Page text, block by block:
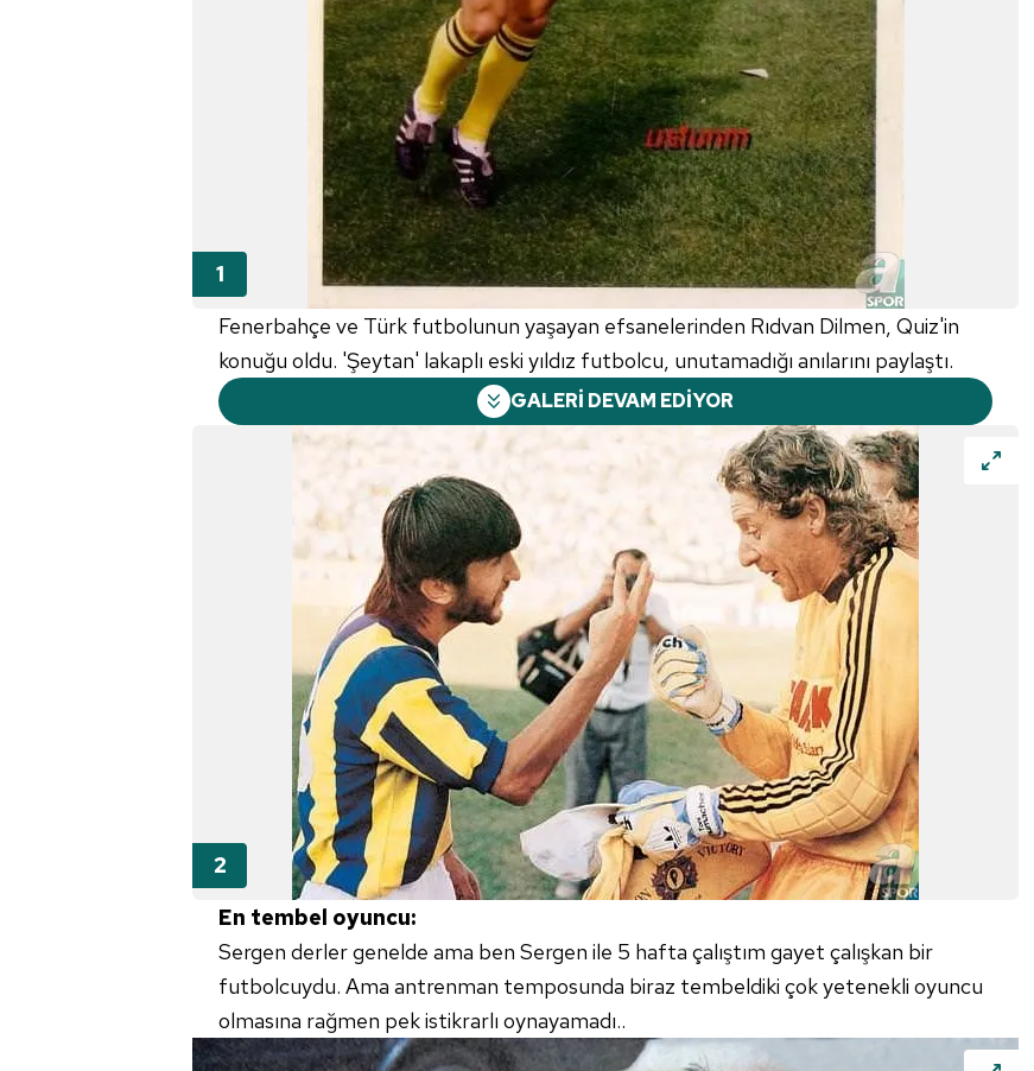
Fenerbahçe ve Türk futbolunun yaşayan efsanelerinden Rıdvan Dilmen, Quiz'in
konuğu oldu. 'Şeytan' lakaplı eski yıldız futbolcu, unutamadığı anılarını paylaştı.
GALERİ DEVAM EDİYOR
En tembel oyuncu:
Sergen derler genelde ama ben Sergen ile 5 hafta çalıştım gayet çalışkan bir
futbolcuydu. Ama antrenman temposunda biraz tembeldiki çok yetenekli oyuncu
olmasına rağmen pek istikrarlı oynayamadı..